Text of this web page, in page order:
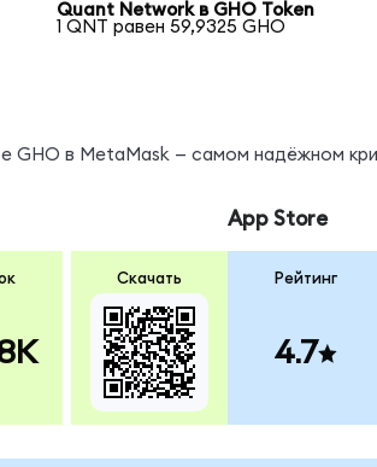
Quant Network в GHO Token
1 QNT равен 59,9325 GHO
GHO в MetaMask — самом надёжном
Скачать
App Store
Рейтинг
4.7